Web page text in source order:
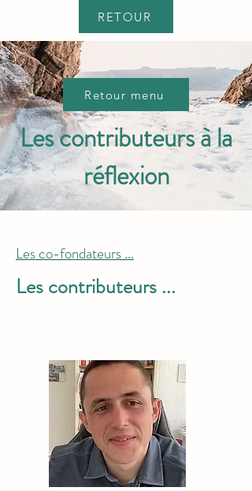
RETOUR
Retour menu
Les contributeurs à la
réflexion
Les co-fondateurs ...
Les contributeurs ...